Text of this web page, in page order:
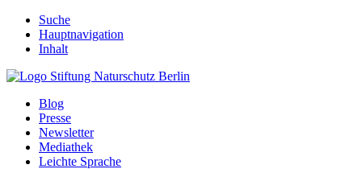
Suche
Hauptnavigation
Inhalt
Blog
Presse
Newsletter
Mediathek
Leichte Sprache